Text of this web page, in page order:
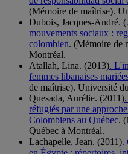
(Mémoire de maîtrise).
Dubois, Jacques-André.
mouvements sociaux :
colombien. (Mémoire de
Montréal.
Atallah, Lina. (2013).
femmes libanaises
de maîtrise). Université
Quesada, Aurélie. (2011)
réfugiés par une
Colombiens au Québec.
Québec à Montréal.
Lachapelle, Jean. (2011).